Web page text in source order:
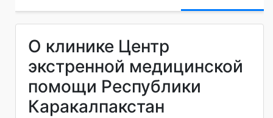
О клинике Центр
экстренной медицинской
помощи Республики
Каракалпакстан